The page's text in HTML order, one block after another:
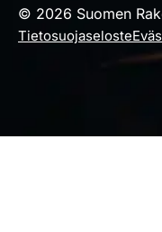
© 2026 Suomen
Tietosuojaseloste